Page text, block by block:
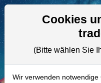
A1C0EH | FAF–
Cookies
(Bitte wählen Sie
Wir verwenden